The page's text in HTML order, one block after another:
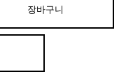
장바구니